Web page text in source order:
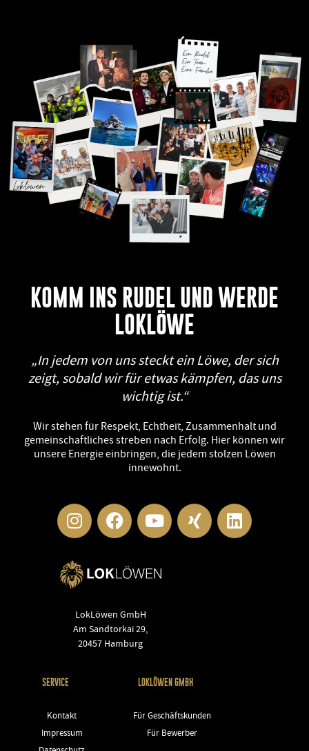
KOMM INS RUDEL UND WERDE
LOKLÖWE
„In jedem von uns steckt ein Löwe, der sich
zeigt, sobald wir für etwas kämpfen, das uns
wichtig ist.“​
Wir stehen für Respekt, Echtheit, Zusammenhalt und
gemeinschaftliches streben nach Erfolg. Hier können wir
unsere Energie einbringen, die jedem stolzen Löwen
innewohnt.
LokLöwen GmbH
Am Sandtorkai 29,
20457 Hamburg
SERVICE
Kontakt
Impressum
LOKLÖWEN GMBH
Für Geschäftskunden
Für Bewerber